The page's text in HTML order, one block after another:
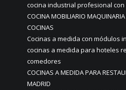
cocina industrial profesional
COCINA MOBILIARIO
COCINAS
Cocinas a medida con módulos
cocinas a medida para hoteles
comedores
COCINAS A MEDIDA PARA
MADRID